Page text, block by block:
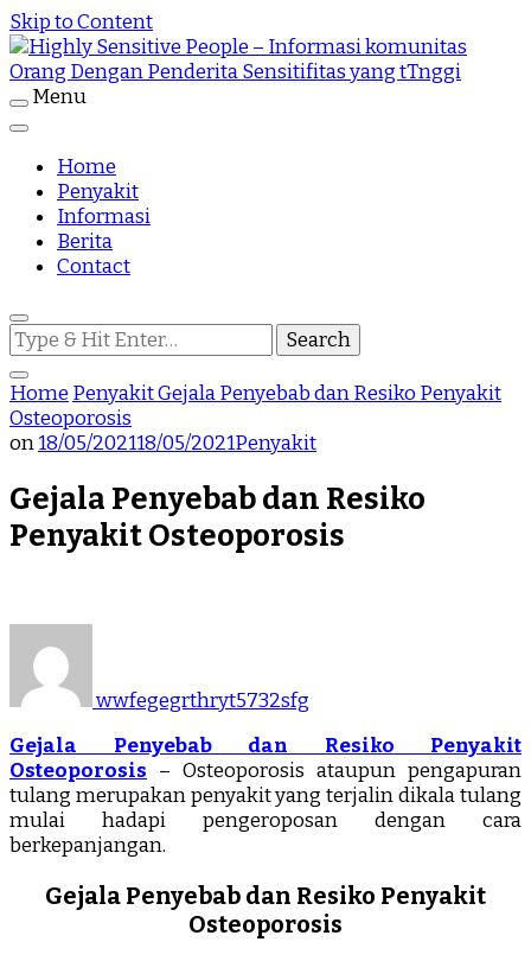
Skip to Content
Highly Sensitive People – Informasi
komunitas Orang Dengan Penderita
Sensitifitas yang tTnggi
Penderita Sensitifitas yang tTnggi
Menu
Home
Penyakit
Informasi
Berita
Contact
Looking
for
Something?
Home PenyakitGejala Penyebab dan Resiko Penyakit
Osteoporosis
on18/05/202118/05/2021Penyakit
Gejala Penyebab dan Resiko
Penyakit Osteoporosis
wwfegegrthryt5732sfg
Gejala Penyebab dan Resiko Penyakit
Osteoporosis – Osteoporosis ataupun pengapuran
tulang merupakan penyakit yang terjalin dikala tulang
mulai hadapi pengeroposan dengan cara
berkepanjangan.
Gejala Penyebab dan Resiko Penyakit
Osteoporosis